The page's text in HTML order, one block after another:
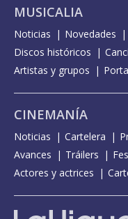
MUSICALIA
Noticias Novedades
Discos históricos
Artistas y grupos
CINEMANÍA
Noticias Cartelera
Avances
Tráilers
Actores y actrices